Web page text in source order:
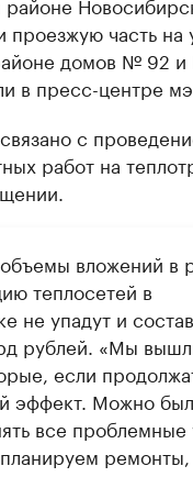
проезжую часть на
домов № 92
в пресс-центре
с
работ на
вложений в
теплосетей в
не упадут и
рублей. «Мы
если
эффект. Можно
все проблемные